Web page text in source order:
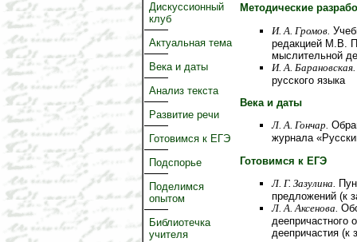
Дискуссионный
клуб
Актуальная тема
Века и даты
Анализ текста
Развитие речи
Готовимся к ЕГЭ
Подспорье
Поделимся
опытом
Библиотечка
учителя
Методические
И. А. Громов.
редакцией М.В.
мыслительной
И. А. Барановская.
русского языка
Века и даты
Л. А. Гончар.
журнала
Готовимся к ЕГЭ
Л. Г. Зазулина.
предложений (к
Л. А. Аксенова.
деепричастного
деепричастия